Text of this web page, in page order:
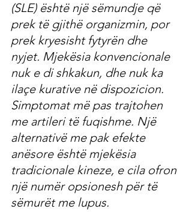
(SLE) është një sëmundje që
prek të gjithë organizmin, por
prek kryesisht fytyrën dhe
nyjet. Mjekësia konvencionale
nuk e di shkakun, dhe nuk ka
ilaçe kurative në dispozicion.
Simptomat më pas trajtohen
me artileri të fuqishme. Një
alternativë me pak efekte
anësore është mjekësia
tradicionale kineze, e cila ofron
një numër opsionesh për të
sëmurët me lupus.